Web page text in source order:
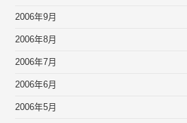
2006年9月
2006年8月
2006年7月
2006年6月
2006年5月